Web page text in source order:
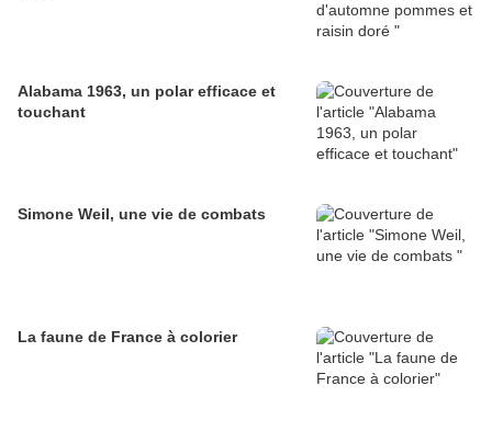
Alabama 1963, un polar efficace et
touchant
Simone Weil, une vie de combats
La faune de France à colorier